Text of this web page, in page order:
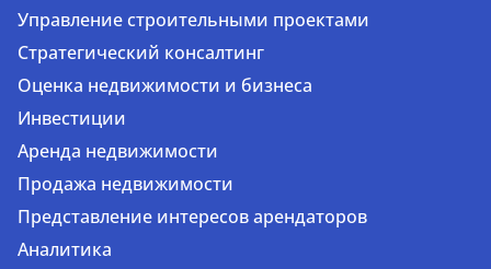
Управление строительными проектами
Стратегический консалтинг
Оценка недвижимости и бизнеса
Инвестиции
Аренда недвижимости
Продажа недвижимости
Представление интересов арендаторов
Аналитика